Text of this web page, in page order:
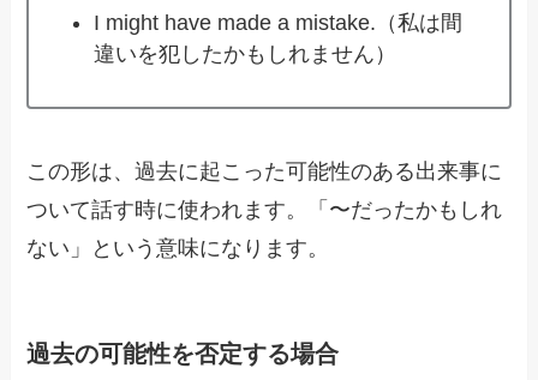
I might have made a mistake.（私は間
違いを犯したかもしれません）
この形は、過去に起こった可能性のある出来事に
ついて話す時に使われます。「〜だったかもしれ
ない」という意味になります。
過去の可能性を否定する場合